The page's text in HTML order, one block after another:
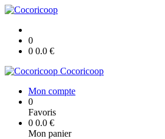
0
0 0.0 €
Cocoricoop
Mon compte
0
Favoris
0 0.0 €
Mon panier